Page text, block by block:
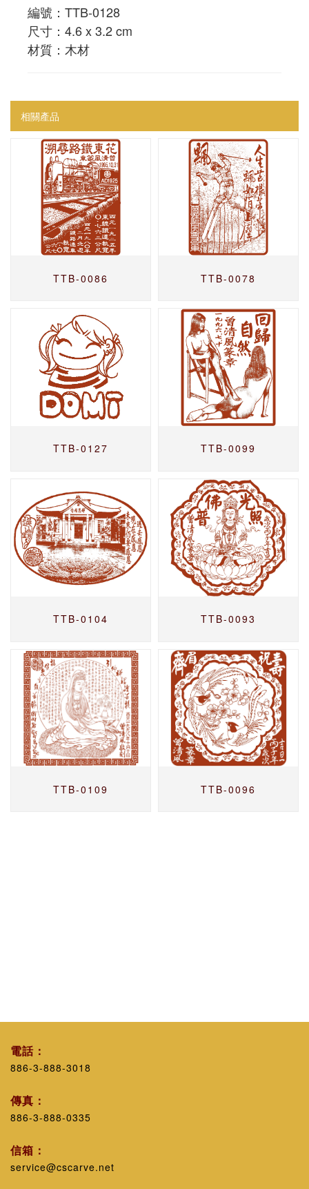
編號：TTB-0128
尺寸：4.6 x 3.2 cm
材質：木材
相關產品
TTB-0086 TTB-0078
TTB-0127 TTB-0099
TTB-0104 TTB-0093
TTB-0109 TTB-0096
電話：
886-3-888-3018
傳真：
886-3-888-0335
信箱：
service@cscarve.net